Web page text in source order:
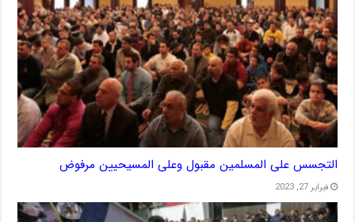
التجسس على المسلمين مقبول وعلى المسيحيين مرفوض
فبراير 27, 2023